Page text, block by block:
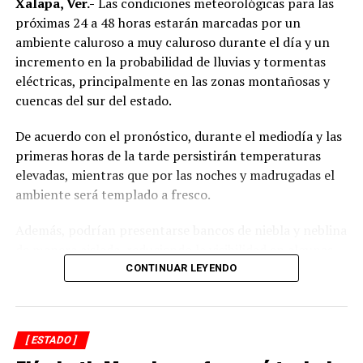
En cuanto al costo y financiamiento, el manejo
relacionado con la administración y regulación pesquera
será por parte de Conapesca; la inspección y vigilancia,
la federación y los estados, así como lo relativo a la
operación de los programas de investigación.
El Consejo Nacional de Pesca y Acuacultura (CNPA),
Consejo Estatal de Pesca y Acuacultura (CEPA) y el
Comité de Manejo de la Pesquería de Tiburones y Rayas
(CMPTR), con información de Sader, Coapesca e
seguimiento y evaluación del mismo
financiamiento para operación, seguimiento, evaluación
y actualización del presente Plan de Manejo Pesquero.
próximas 24 a 48 horas estarán marcadas por un
ambiente caluroso a muy caluroso durante el día y un
incremento en la probabilidad de lluvias y tormentas
eléctricas, principalmente en las zonas montañosas y
cuencas del sur del estado.
De acuerdo con el pronóstico, durante el mediodía y las
primeras horas de la tarde persistirán temperaturas
elevadas, mientras que por las noches y madrugadas el
ambiente será templado a fresco.
Las precipitaciones estarán acompañadas de actividad
la población mantenerse atenta a las actualizaciones del
CONTINUAR LEYENDO
[ ESTADO ]